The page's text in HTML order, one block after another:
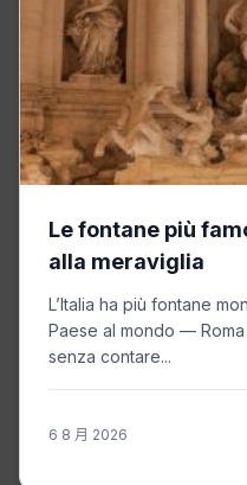
Le fontane più
alla meraviglia
L’Italia ha più fontane
Paese al mondo —
senza contare...
6 8 月 2026